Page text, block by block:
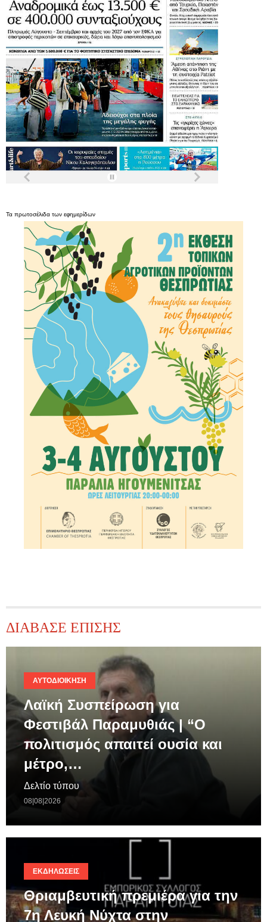
Τα πρωτοσέλιδα των εφημερίδων
ΔΙΑΒΑΣΕ ΕΠΙΣΗΣ
ΑΥΤΟΔΙΟΊΚΗΣΗ
Λαϊκή Συσπείρωση για
Φεστιβάλ Παραμυθιάς | “Ο
πολιτισμός απαιτεί ουσία και
μέτρο,…
Δελτίο τύπου
08|08|2026
ΕΚΔΗΛΏΣΕΙΣ
Θριαμβευτική πρεμιέρα για την
7η Λευκή Νύχτα στην